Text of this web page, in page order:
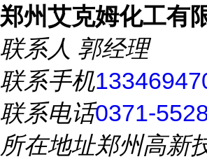
郑州艾克姆化工有
联系人 郭经理
联系手机
联系电话0371-
所在地址郑州高新